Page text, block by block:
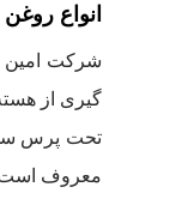
انواع
گیری از
تحت پرس
معروف